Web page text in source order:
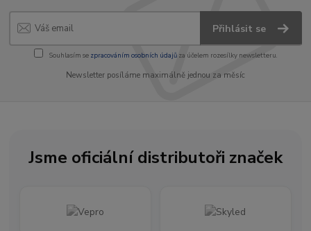
Přihlásit se
Souhlasím se zpracováním osobních údajůza účelem rozesílky newsletteru.
Newsletter posíláme maximálně jednou za měsíc
Jsme oficiální distributoři značek